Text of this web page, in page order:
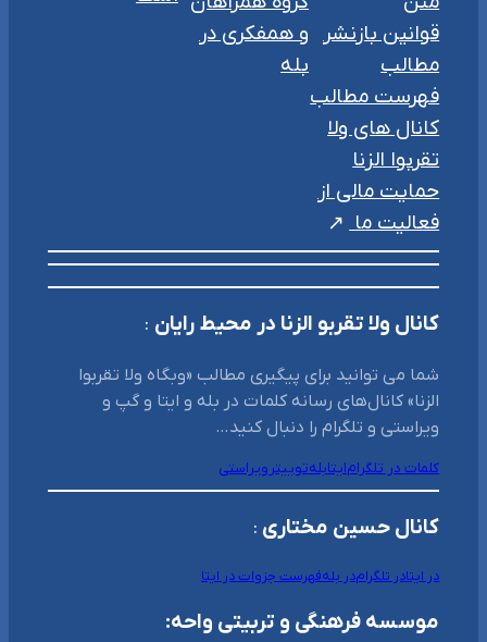
قوانین بازنشر
مطالب
فهرست مطالب
کانال های ولا
تقربوا الزنا
حمایت مالی از
فعالیت ما
و همفکری در
بله
کانال ولا تقربو الزنا در محیط رایان :
شما می توانید برای پیگیری مطالب «وبگاه ولا تقربوا
الزنا» کانال‌های رسانه کلمات در بله و ایتا و گپ و
ویراستی و تلگرام را دنبال کنید…
کلمات در تلگرامایتابلهتوییتر ویراستی
کانال حسین مختاری :
در ایتادر تلگرامدر بلهفهرست جزوات در ایتا
موسسه فرهنگی و تربیتی واحه: